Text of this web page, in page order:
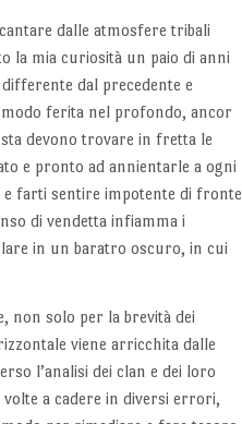
dalle atmosfere tribali
la mia curiosità un paio di anni
dal precedente e
ferita nel profondo, ancor
devono trovare in fretta le
e pronto ad annientarle a ogni
e farti sentire impotente di fronte
di vendetta infiamma i
in un baratro oscuro, in cui
non solo per la brevità dei
viene arricchita dalle
l’analisi dei clan e dei loro
a cadere in diversi errori,